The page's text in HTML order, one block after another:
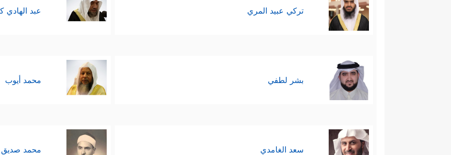
تركي عبيد المري عبد الهادي
بشر لطفي محمد أيوب
سعد الغامدي محمد صديق